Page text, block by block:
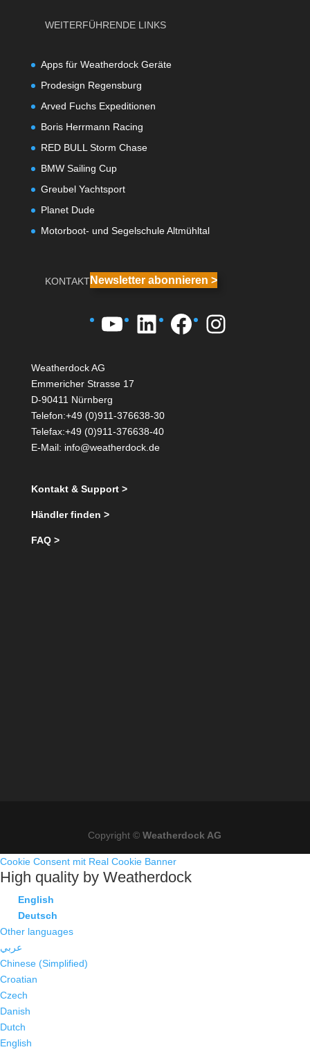
WEITERFÜHRENDE LINKS
Apps für Weatherdock Geräte
Prodesign Regensburg
Arved Fuchs Expeditionen
Boris Herrmann Racing
RED BULL Storm Chase
BMW Sailing Cup
Greubel Yachtsport
Planet Dude
Motorboot- und Segelschule Altmühltal
KONTAKTNewsletter abonnieren >
YouTube
LinkedIn
Facebook
Weatherdock AG
Emmericher Strasse 17
D-90411 Nürnberg
Telefon:+49 (0)911-376638-30
Telefax:+49 (0)911-376638-40
E-Mail: info@weatherdock.de
Kontakt & Support >
Händler finden >
FAQ >
Copyright ©Weatherdock AG
Cookie Consent mit Real Cookie Banner
High quality by Weatherdock
English
Deutsch
Other languages
عربي
Chinese (Simplified)
Croatian
Czech
Danish
Dutch
English